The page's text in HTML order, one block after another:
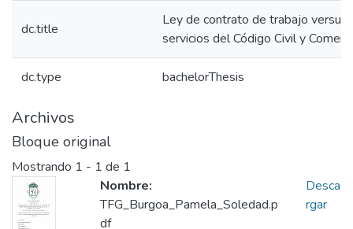
dc.title
Ley de contrato de trabajo versus
servicios del Código Civil y
dc.type bachelorThesis
Archivos
Bloque original
Mostrando 1 - 1 de 1
Nombre:
TFG_Burgoa_Pamela_Soledad.p
df
Desca
rgar